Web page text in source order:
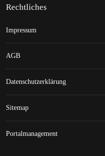
Rechtliches
Impressum
AGB
Datenschutzerklärung
Sitemap
Portalmanagement